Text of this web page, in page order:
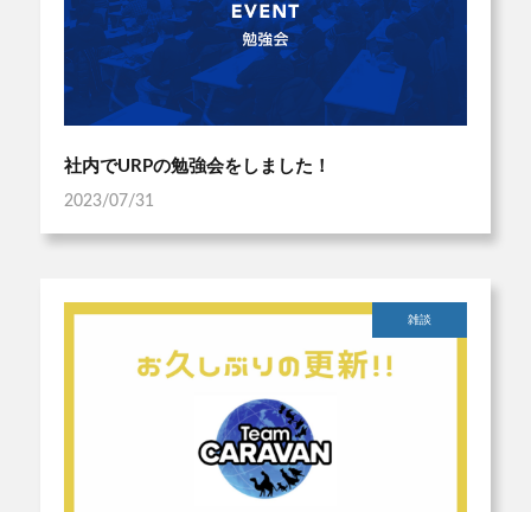
社内でURPの勉強会をしました！
2023/07/31
雑談